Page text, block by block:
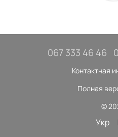
067 333 46 46
Контактная
Полная
©
Укр